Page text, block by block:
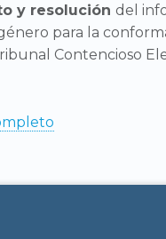
y resolucióndel
para la
Contencioso